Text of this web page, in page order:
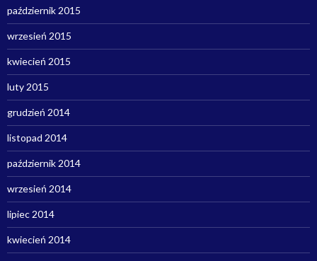
październik 2015
wrzesień 2015
kwiecień 2015
luty 2015
grudzień 2014
listopad 2014
październik 2014
wrzesień 2014
lipiec 2014
kwiecień 2014